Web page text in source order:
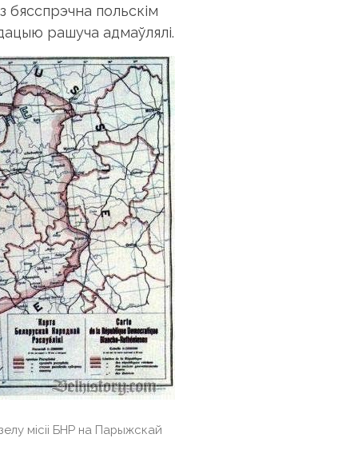
польскім
рашуча адмаўлялі.
місіі БНР на Парыжскай